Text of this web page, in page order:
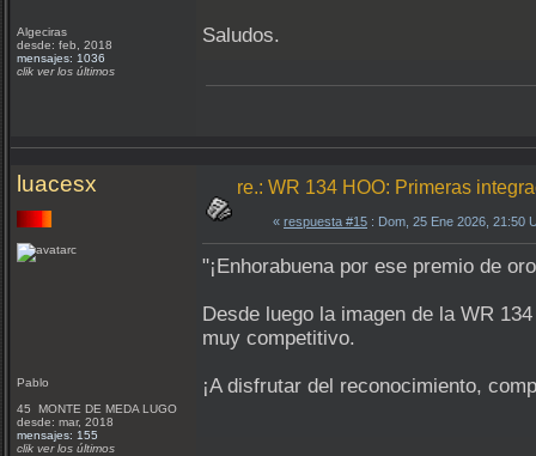
Algeciras
desde: feb, 2018
mensajes: 1036
clik ver los últimos
Saludos.
luacesx
Pablo
45 MONTE DE MEDA LUGO
desde: mar, 2018
mensajes: 155
clik ver los últimos
re.: WR 134 HOO: Primeras
« respuesta #15 : Dom, 25 Ene 2026, 21:50
"¡Enhorabuena por ese premio de
Desde luego la imagen de la WR
muy competitivo.
¡A disfrutar del reconocimiento,